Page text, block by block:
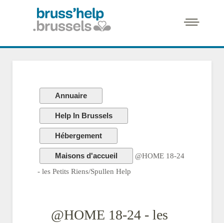
Annuaire
Help In Brussels
Hébergement
Maisons d'accueil
@HOME 18-24
- les Petits Riens/Spullen Help
@HOME 18-24 - les